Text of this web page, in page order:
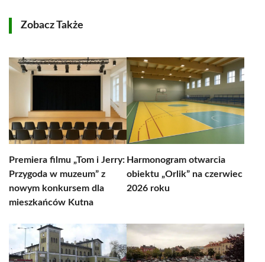
Zobacz Także
Premiera filmu „Tom i Jerry:
Przygoda w muzeum” z
nowym konkursem dla
mieszkańców Kutna
Harmonogram otwarcia
obiektu „Orlik” na czerwiec
2026 roku